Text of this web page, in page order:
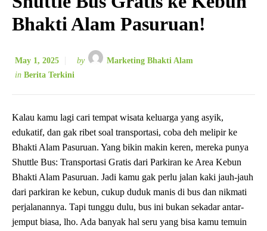
Bhakti Alam Pasuruan!
May 1, 2025 by
Marketing Bhakti Alam
in Berita Terkini
Kalau kamu lagi cari tempat wisata keluarga yang asyik,
edukatif, dan gak ribet soal transportasi, coba deh melipir ke
Bhakti Alam Pasuruan. Yang bikin makin keren, mereka punya
Shuttle Bus: Transportasi Gratis dari Parkiran ke Area Kebun
Bhakti Alam Pasuruan. Jadi kamu gak perlu jalan kaki jauh-jauh
dari parkiran ke kebun, cukup duduk manis di bus dan nikmati
perjalanannya. Tapi tunggu dulu, bus ini bukan sekadar antar-
jemput biasa, lho. Ada banyak hal seru yang bisa kamu temuin